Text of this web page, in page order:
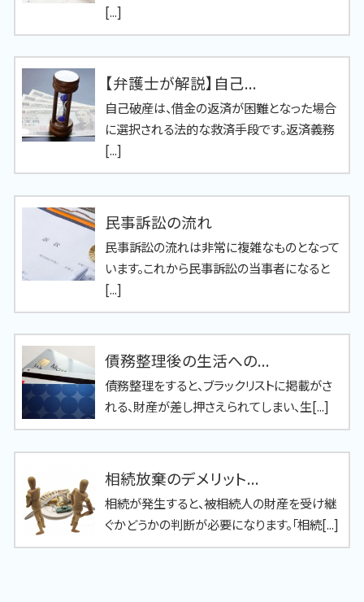
[...]
【弁護士が解説】自己...
自己破産は、借金の返済が困難となった場合
に選択される法的な救済手段です。返済義務
[...]
民事訴訟の流れ
民事訴訟の流れは非常に複雑なものとなって
います。これから民事訴訟の当事者になると
[...]
債務整理後の生活への...
債務整理をすると、ブラックリストに掲載がさ
れる、財産が差し押さえられてしまい、生[...]
相続放棄のデメリット...
相続が発生すると、被相続人の財産を受け継
ぐかどうかの判断が必要になります。「相続[...]